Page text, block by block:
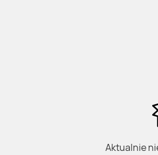
Aktualnie